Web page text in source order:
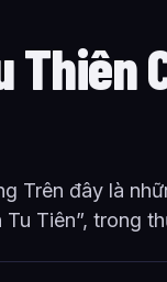
Thiên
Trên đây là
Tiên”, trong